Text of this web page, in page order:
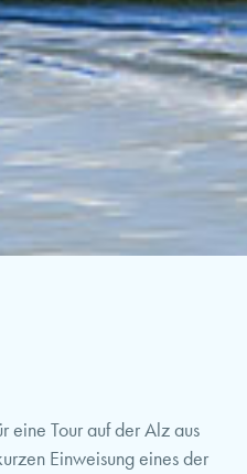
eine Tour auf der Alz aus
Einweisung eines der